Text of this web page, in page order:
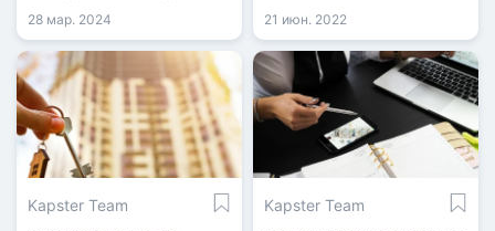
семей в Казахстане?
Какой максимальный
возраст участников этих
программ?
28 мар. 2024 21 июн. 2022
Kapster Team
Kapster Team